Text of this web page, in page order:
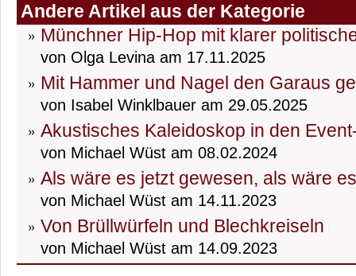
Andere Artikel aus der Kategorie
Münchner Hip-Hop mit klarer
von Olga Levina am 17.11.2025
Mit Hammer und Nagel den Garaus
von Isabel Winklbauer am 29.05.2025
Akustisches Kaleidoskop in den
von Michael Wüst am 08.02.2024
Als wäre es jetzt gewesen, als wäre
von Michael Wüst am 14.11.2023
Von Brüllwürfeln und Blechkreiseln
von Michael Wüst am 14.09.2023